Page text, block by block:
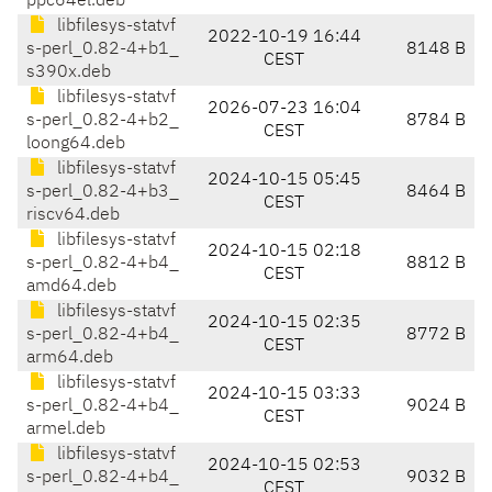
libfilesys-statvf
s-perl_0.82-4+b1_
s390x.deb
2022-10-19 16:44
CEST
8148 B
libfilesys-statvf
s-perl_0.82-4+b2_
loong64.deb
2026-07-23 16:04
CEST
8784 B
libfilesys-statvf
s-perl_0.82-4+b3_
riscv64.deb
2024-10-15 05:45
CEST
8464 B
libfilesys-statvf
s-perl_0.82-4+b4_
amd64.deb
2024-10-15 02:18
CEST
8812 B
libfilesys-statvf
s-perl_0.82-4+b4_
arm64.deb
2024-10-15 02:35
CEST
8772 B
libfilesys-statvf
s-perl_0.82-4+b4_
armel.deb
2024-10-15 03:33
CEST
9024 B
libfilesys-statvf
s-perl_0.82-4+b4_
2024-10-15 02:53
9032 B